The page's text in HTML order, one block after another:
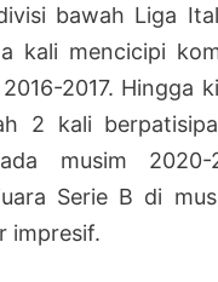
bawah Liga
kali mencicipi
2017. Hingga
2 kali
musim 2020-
Serie B di
impresif.